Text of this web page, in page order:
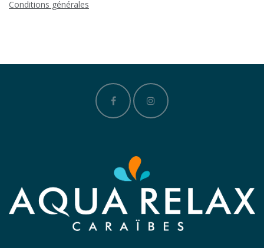
Conditions générales